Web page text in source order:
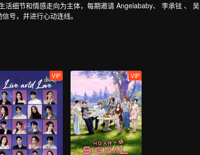
活细节和情感走向为主体，每期邀请 Angelababy、 李承铉 、 吴
号，并进行心动连线。
VIP VIP